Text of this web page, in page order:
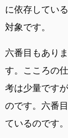
に依存してい
対象です。
六番目もあり
す。こころの
考は少量です
のです。六番
ているのです。